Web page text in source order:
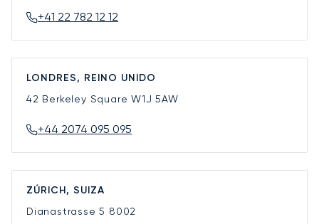
+41 22 782 12 12
LONDRES, REINO UNIDO
42 Berkeley SquareW1J 5AW
+44 2074 095 095
ZÚRICH, SUIZA
Dianastrasse 5 8002